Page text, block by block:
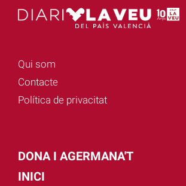
Qui som
Contacte
Política de privacitat
DONA I AGERMANA'T
INICI